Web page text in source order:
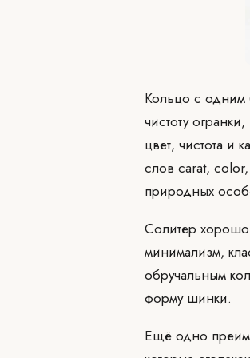
Кольцо с одним
чистоту
цвет, чистота и
слов carat,
природных
Солитер
минимализм,
обручальным
форму шинки.
Ещё одно